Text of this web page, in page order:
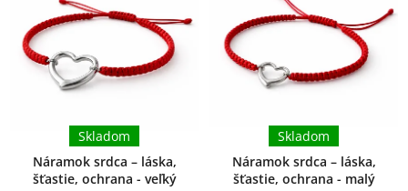
Náramok srdca – láska,
šťastie, ochrana - veľký
Skladom
Náramok srdca – láska,
šťastie, ochrana - malý
Skladom